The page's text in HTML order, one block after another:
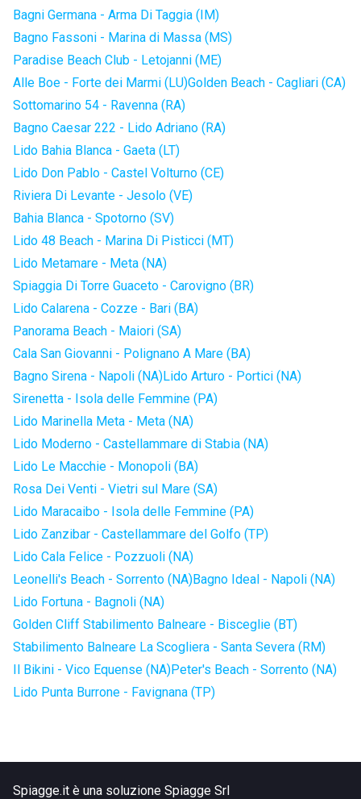
Bagni Germana - Arma Di Taggia (IM)
Bagno Fassoni - Marina di Massa (MS)
Paradise Beach Club - Letojanni (ME)
Alle Boe - Forte dei Marmi (LU)Golden Beach - Cagliari (CA)
Sottomarino 54 - Ravenna (RA)
Bagno Caesar 222 - Lido Adriano (RA)
Lido Bahia Blanca - Gaeta (LT)
Lido Don Pablo - Castel Volturno (CE)
Riviera Di Levante - Jesolo (VE)
Bahia Blanca - Spotorno (SV)
Lido 48 Beach - Marina Di Pisticci (MT)
Lido Metamare - Meta (NA)
Spiaggia Di Torre Guaceto - Carovigno (BR)
Lido Calarena - Cozze - Bari (BA)
Panorama Beach - Maiori (SA)
Cala San Giovanni - Polignano A Mare (BA)
Bagno Sirena - Napoli (NA)Lido Arturo - Portici (NA)
Sirenetta - Isola delle Femmine (PA)
Lido Marinella Meta - Meta (NA)
Lido Moderno - Castellammare di Stabia (NA)
Lido Le Macchie - Monopoli (BA)
Rosa Dei Venti - Vietri sul Mare (SA)
Lido Maracaibo - Isola delle Femmine (PA)
Lido Zanzibar - Castellammare del Golfo (TP)
Lido Cala Felice - Pozzuoli (NA)
Leonelli's Beach - Sorrento (NA)Bagno Ideal - Napoli (NA)
Lido Fortuna - Bagnoli (NA)
Golden Cliff Stabilimento Balneare - Bisceglie (BT)
Stabilimento Balneare La Scogliera - Santa Severa (RM)
Il Bikini - Vico Equense (NA)Peter's Beach - Sorrento (NA)
Lido Punta Burrone - Favignana (TP)
Spiagge.it è una soluzione Spiagge Srl